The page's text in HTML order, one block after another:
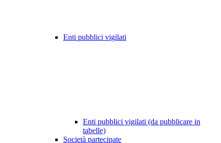
Enti pubblici vigilati
Enti pubblici vigilati (da pubblicare in
tabelle)
Società partecipate